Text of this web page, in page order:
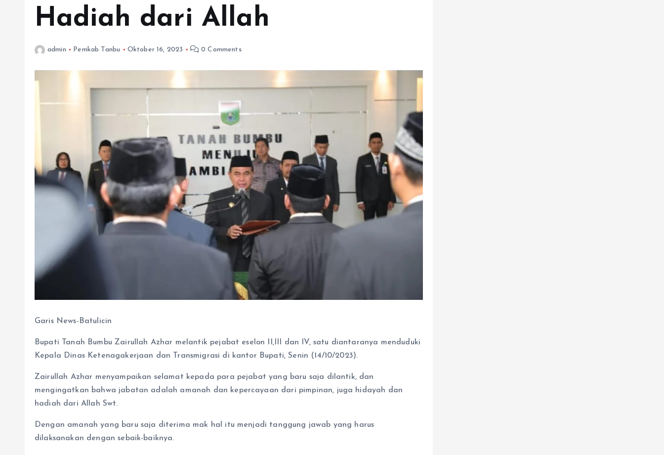
Hadiah dari Allah
admin Pemkab Tanbu Oktober 16, 2023 0 Comments
Garis News-Batulicin
Bupati Tanah Bumbu Zairullah Azhar melantik pejabat eselon II,III dan IV, satu diantaranya menduduki
Kepala Dinas Ketenagakerjaan dan Transmigrasi di kantor Bupati, Senin (14/10/2023).
Zairullah Azhar menyampaikan selamat kepada para pejabat yang baru saja dilantik, dan
mengingatkan bahwa jabatan adalah amanah dan kepercayaan dari pimpinan, juga hidayah dan
hadiah dari Allah Swt.
Dengan amanah yang baru saja diterima mak hal itu menjadi tanggung jawab yang harus
dilaksanakan dengan sebaik-baiknya.